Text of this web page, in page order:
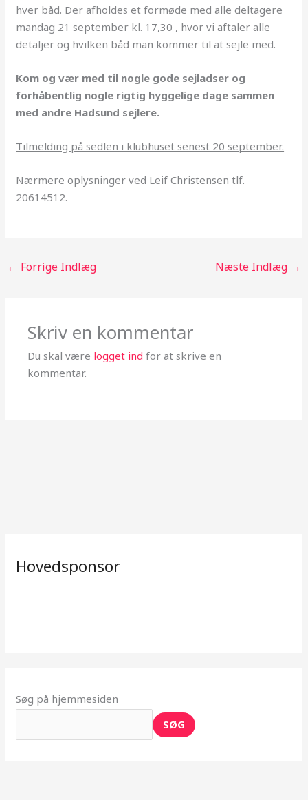
hver båd. Der afholdes et formøde med alle deltagere
mandag 21 september kl. 17,30 , hvor vi aftaler alle
detaljer og hvilken båd man kommer til at sejle med.
Kom og vær med til nogle gode sejladser og
forhåbentlig nogle rigtig hyggelige dage sammen
med andre Hadsund sejlere.
Tilmelding på sedlen i klubhuset senest 20 september.
Nærmere oplysninger ved Leif Christensen tlf.
20614512.
← Forrige Indlæg Næste Indlæg →
Skriv en kommentar
Du skal være logget ind for at skrive en
kommentar.
Hovedsponsor
Søg på hjemmesiden
SØG